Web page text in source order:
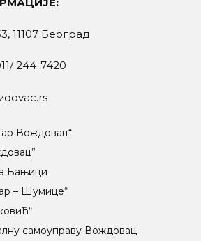
11107 Београд
244-7420
Вождовац“
Бањици
– Шумице“
самоуправу Вождовац